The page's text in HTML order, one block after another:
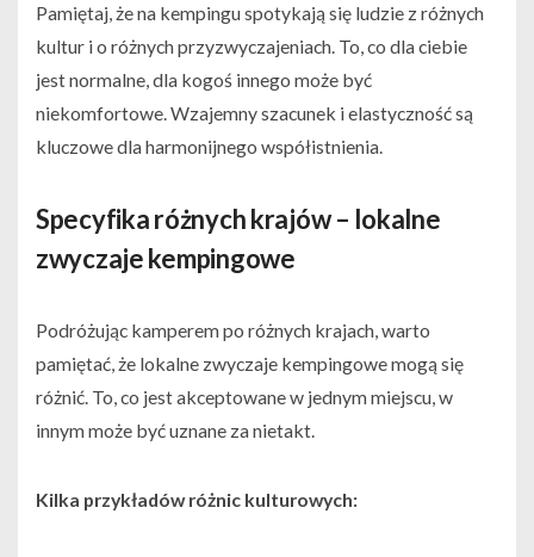
Pamiętaj, że na kempingu spotykają się ludzie z różnych
kultur i o różnych przyzwyczajeniach. To, co dla ciebie
jest normalne, dla kogoś innego może być
niekomfortowe. Wzajemny szacunek i elastyczność są
kluczowe dla harmonijnego współistnienia.
Specyfika różnych krajów – lokalne
zwyczaje kempingowe
Podróżując kamperem po różnych krajach, warto
pamiętać, że lokalne zwyczaje kempingowe mogą się
różnić. To, co jest akceptowane w jednym miejscu, w
innym może być uznane za nietakt.
Kilka przykładów różnic kulturowych: